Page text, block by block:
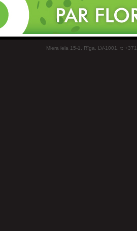
Miera iela 15-1, Rīga, LV-1001, t: